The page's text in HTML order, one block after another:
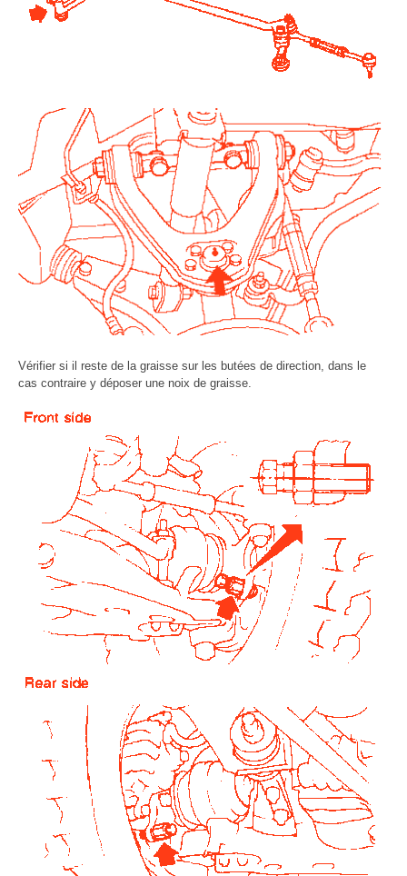
Vérifier si il reste de la graisse sur les butées de direction, dans le
cas contraire y déposer une noix de graisse.